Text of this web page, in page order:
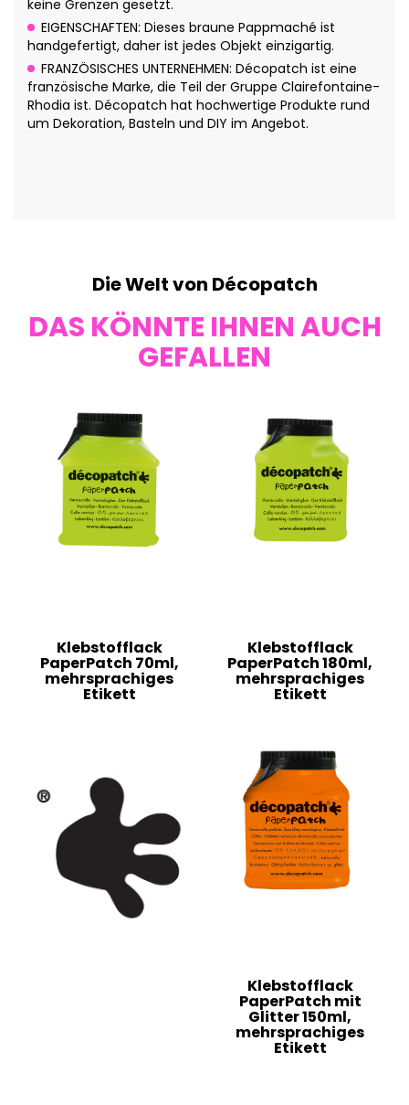
keine Grenzen gesetzt.
EIGENSCHAFTEN: Dieses braune Pappmaché ist
handgefertigt, daher ist jedes Objekt einzigartig.
FRANZÖSISCHES UNTERNEHMEN: Décopatch ist eine
französische Marke, die Teil der Gruppe Clairefontaine-
Rhodia ist. Décopatch hat hochwertige Produkte rund
um Dekoration, Basteln und DIY im Angebot.
Die Welt von Décopatch
DAS KÖNNTE IHNEN AUCH
GEFALLEN
Klebstofflack
PaperPatch 70ml,
mehrsprachiges
Etikett
Klebstofflack
PaperPatch 180ml,
mehrsprachiges
Etikett
Klebstofflack
PaperPatch mit
Glitter 150ml,
mehrsprachiges
Etikett